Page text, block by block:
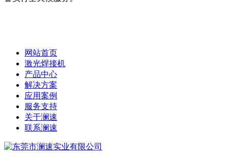
网站首页
激光焊接机
产品中心
解决方案
应用案例
服务支持
关于澜速
联系澜速